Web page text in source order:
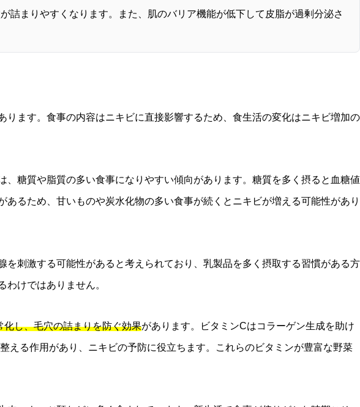
まりやすくなります。また、肌のバリア機能が低下して皮脂が過剰分泌さ
ます。食事の内容はニキビに直接影響するため、食生活の変化はニキビ増加の
糖質や脂質の多い食事になりやすい傾向があります。糖質を多く摂ると血糖値
るため、甘いものや炭水化物の多い食事が続くとニキビが増える可能性があり
刺激する可能性があると考えられており、乳製品を多く摂取する習慣がある方
けではありません。
し、毛穴の詰まりを防ぐ効果があります。ビタミンCはコラーゲン生成を助け
える作用があり、ニキビの予防に役立ちます。これらのビタミンが豊富な野菜